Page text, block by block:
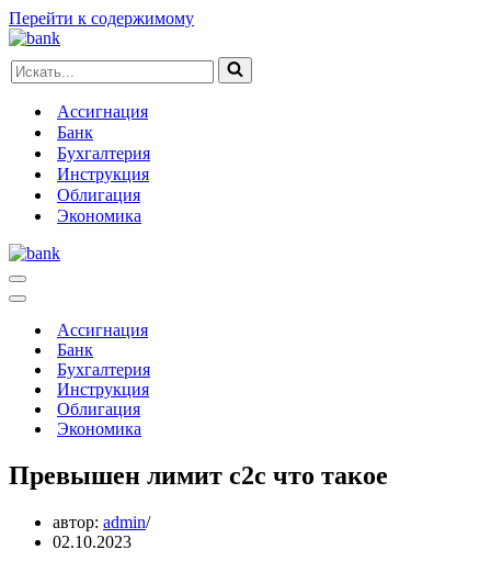
Перейти к содержимому
Искать...
Ассигнация
Банк
Бухгалтерия
Инструкция
Облигация
Экономика
Меню
навигации
Меню
навигацииАссигнация
Банк
Бухгалтерия
Инструкция
Облигация
Экономика
Превышен лимит с2с что такое
автор: admin
02.10.2023